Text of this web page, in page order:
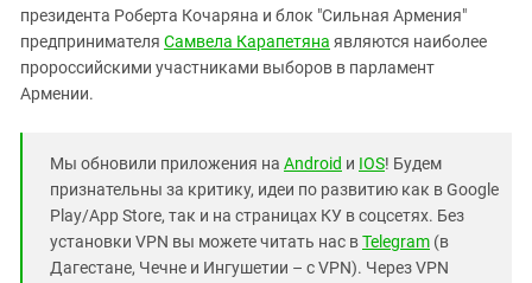
президента Роберта Кочаряна и блок "Сильная Армения"
предпринимателя Самвела Карапетяна являются наиболее
пророссийскими участниками выборов в парламент
Армении.
Мы обновили приложения на Android и IOS! Будем
признательны за критику, идеи по развитию как в Google
Play/App Store, так и на страницах КУ в соцсетях. Без
установки VPN вы можете читать нас вTelegram (в
Дагестане, Чечне и Ингушетии – с VPN). Через VPN